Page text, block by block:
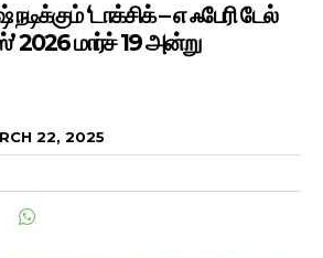
‘டாக்சிக் – எ ஃபேரி டேல்
2026 மார்ச் 19 அன்று
22, 2025